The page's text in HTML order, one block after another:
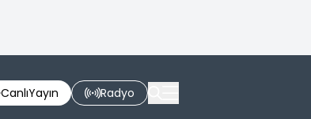
CanlıYayın Radyo